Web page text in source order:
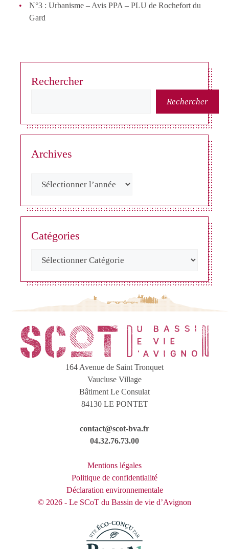
N°3 : Urbanisme – Avis PPA – PLU de Rochefort du
Gard
Rechercher
Rechercher
Archives
Catégories
164 Avenue de Saint Tronquet
Vaucluse Village
Bâtiment Le Consulat
84130 LE PONTET
contact@scot-bva.fr
04.32.76.73.00
Mentions légales
Politique de confidentialité
Déclaration environnementale
© 2026 - Le SCoT du Bassin de vie d’Avignon